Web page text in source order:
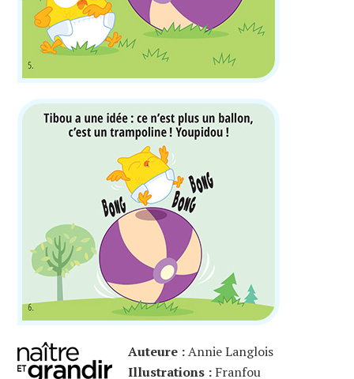
Auteure :Annie Langlois
Illustrations : Franfou